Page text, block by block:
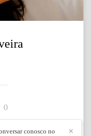
0
✕
conosco no